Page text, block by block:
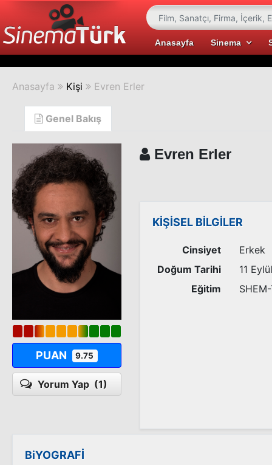
Anasayfa Sinema
Anasayfa Kişi Evren Erler
Genel Bakış
PUAN 9.75
Yorum Yap (1)
Evren Erler
KİŞİSEL BİLGİLER
Cinsiyet
Erkek
Doğum Tarihi
11
Eğitim
BiYOGRAFİ